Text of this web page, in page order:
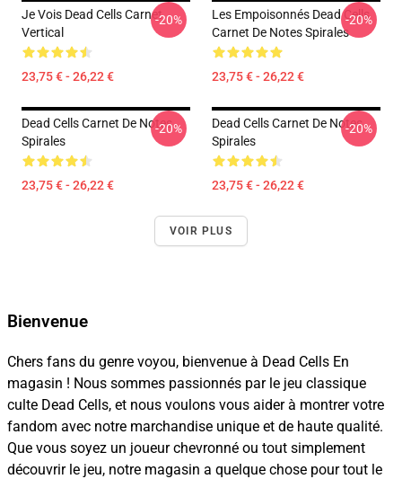
Je Vois Dead Cells Carnet
Vertical
23,75 € - 26,22 €
-20%
Les Empoisonnés Dead Cells
Carnet De Notes Spirales
23,75 € - 26,22 €
-20%
Dead Cells Carnet De Notes
Spirales
23,75 € - 26,22 €
-20%
Dead Cells Carnet De Notes
Spirales
23,75 € - 26,22 €
-20%
VOIR PLUS
Bienvenue
Chers fans du genre voyou, bienvenue à Dead Cells En
magasin ! Nous sommes passionnés par le jeu classique
culte Dead Cells, et nous voulons vous aider à montrer votre
fandom avec notre marchandise unique et de haute qualité.
Que vous soyez un joueur chevronné ou tout simplement
découvrir le jeu, notre magasin a quelque chose pour tout le